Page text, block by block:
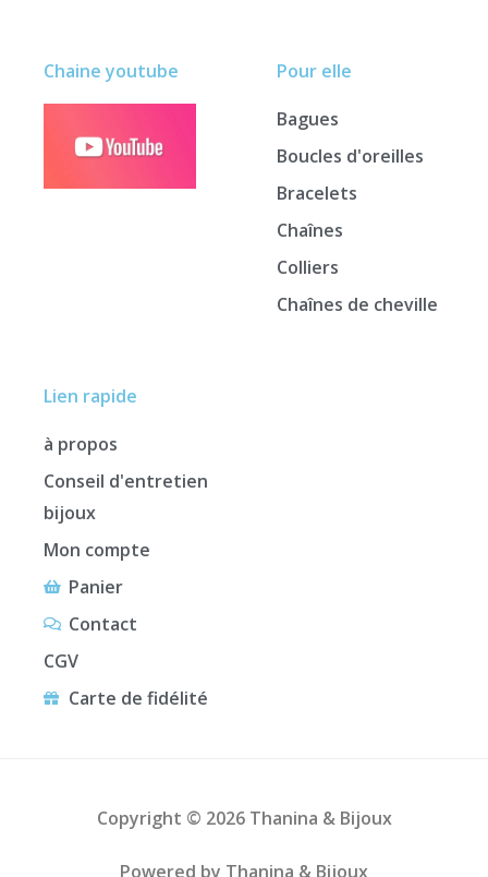
Lien rapide
à propos
Conseil d'entretien
bijoux
Mon compte
Panier
Contact
CGV
Carte de fidélité
Pour elle
Bagues
Boucles d'oreilles
Bracelets
Chaînes
Colliers
Chaînes de cheville
Chaine youtube
Copyright © 2026 Thanina & Bijoux
Powered by Thanina & Bijoux